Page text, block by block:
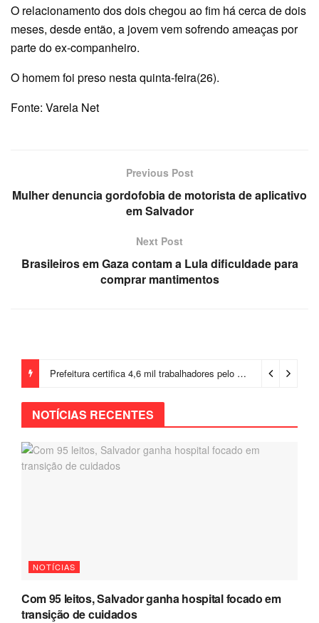
O relacionamento dos dois chegou ao fim há cerca de dois
meses, desde então, a jovem vem sofrendo ameaças por
parte do ex-companheiro.
O homem foi preso nesta quinta-feira(26).
Fonte: Varela Net
Previous Post
Mulher denuncia gordofobia de motorista de aplicativo
em Salvador
Next Post
Brasileiros em Gaza contam a Lula dificuldade para
comprar mantimentos
Prefeitura certifica 4,6 mil trabalhadores pelo programa Treinar para Empregar e realiza Feirão de Empregabilidade
NOTÍCIAS RECENTES
NOTÍCIAS
Com 95 leitos, Salvador ganha hospital focado em
transição de cuidados